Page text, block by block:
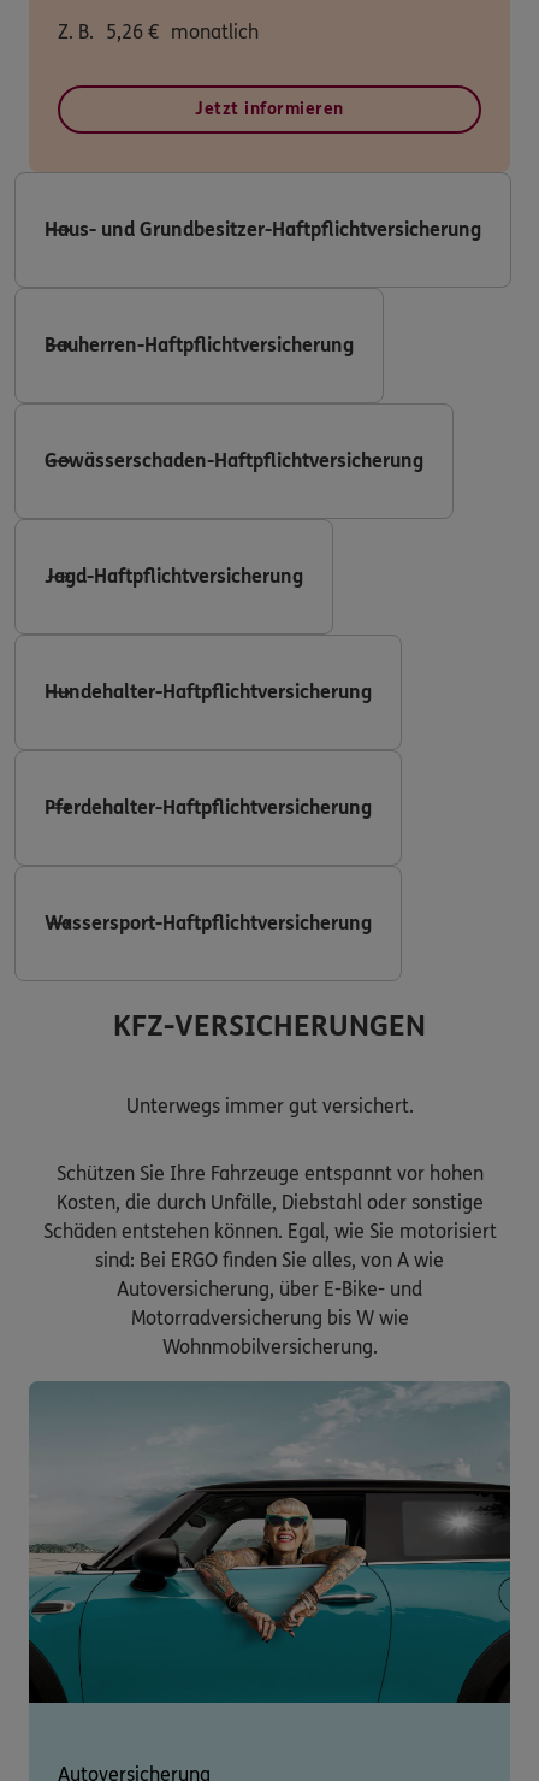
Z. B. 5,26 € monatlich
Jetzt informieren
Haus- und Grundbesitzer-Haftpflichtversicherung
Bauherren-Haftpflichtversicherung
Gewässerschaden-Haftpflichtversicherung
Jagd-Haftpflichtversicherung
Hundehalter-Haftpflichtversicherung
Pferdehalter-Haftpflichtversicherung
Wassersport-Haftpflichtversicherung
KFZ-VERSICHERUNGEN
Unterwegs immer gut versichert.
Schützen Sie Ihre Fahrzeuge entspannt vor hohen
Kosten, die durch Unfälle, Diebstahl oder sonstige
Schäden entstehen können. Egal, wie Sie motorisiert
sind: Bei ERGO finden Sie alles, von A wie
Autoversicherung, über E-Bike- und
Motorradversicherung bis W wie
Wohnmobilversicherung.
Autoversicherung